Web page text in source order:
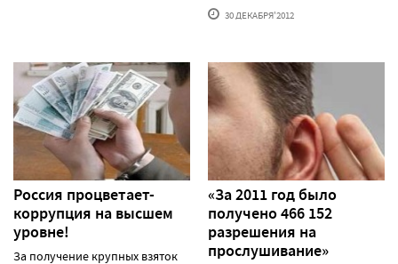
30 ДЕКАБРЯ'2012
Россия процветает-
коррупция на высшем
уровне!
За получение крупных взяток
«За 2011 год было
получено 466 152
разрешения на
прослушивание»